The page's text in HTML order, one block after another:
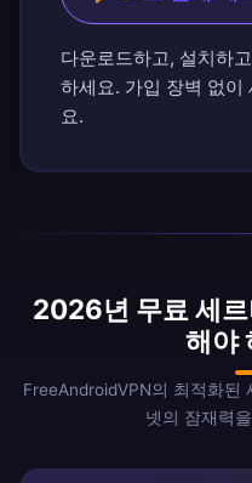
다운로드하고, 설치하
하세요. 가입 장벽 없이
요.
2026년 무료 세
해야
FreeAndroidVPN의 최적화된
넷의 잠재력